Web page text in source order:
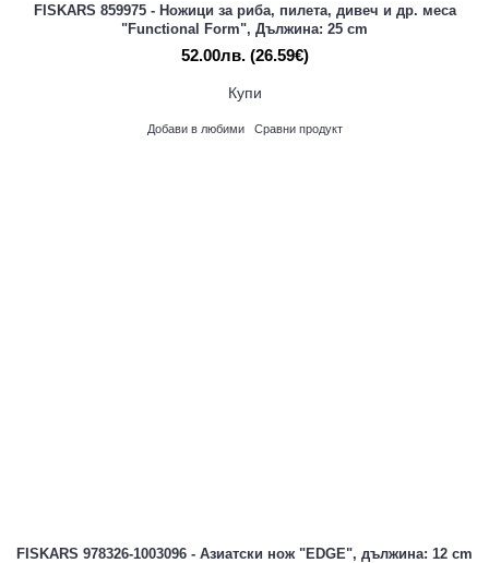
FISKARS 859975 - Ножици за риба, пилета, дивеч и др. меса
"Functional Form", Дължина: 25 cm
52.00лв. (26.59€)
Купи
Добави в любими Сравни продукт
FISKARS 978326-1003096 - Азиатски нож "EDGE", дължина: 12 cm